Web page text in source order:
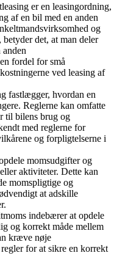
er en leasingordning,
af en bil med en anden
og
det, at man deler
fordel for små
ved leasing af
fastlægger, hvordan en
Reglerne kan omfatte
til bilens brug og
med reglerne for
og forpligtelserne i
momsudgifter og
aktiviteter. Dette kan
momspligtige og
at adskille
indebærer at opdele
og korrekt måde mellem
kræve nøje
for at sikre en korrekt